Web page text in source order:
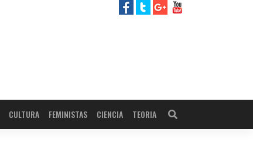
CULTURA FEMINISTAS CIENCIA TEORIA